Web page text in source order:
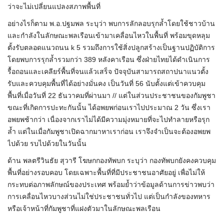
ว่าจะไม่เปลี่ยนแปลงสภาพพื้นที่
อย่างไรก็ตาม พ.อ.ปฐมพล ระบุว่า พบการลักลอบรุกล้ำโดยใช้ชาวบ้าน
และกำลังในลักษณะพลเรือนเข้ามาเคลื่อนไหวในพื้นที่ พร้อมขุดหลุม
ตั้งรับตลอดแนวถนน k 5 รวมถึงการใช้สิ่งปลูกสร้างเป็นฐานปฏิบัติการ
โดยพบการรุกล้ำรวมกว่า 389 หลังคาเรือน ซึ่งฝ่ายไทยได้ดำเนินการ
รื้อถอนและเคลียร์พื้นที่จนแล้วเสร็จ ปัจจุบันสามารถสถาปนาแนวตั้ง
รับและควบคุมพื้นที่ได้อย่างมั่นคง เป็นวันที่ 56 นับตั้งแต่เข้าควบคุม
พื้นที่เมื่อวันที่ 22 ธันวาคมที่ผ่านมา // แต่ในส่วนประชาชนของกัมพูชา
ขณะที่เกิดการปะทะกันนั้น ได้อพยพก่อนเราไปประมาณ 2 วัน ซึ่งเรา
อพยพช้ากว่า เนื่องจากเราไม่ได้มีความมุ่งหมายที่จะไปทำลายหรือรุก
ล้ำ แต่ในเมื่อกัมพูชาเปิดฉากมาหาเราก่อน เราจึงจำเป็นจะต้องอพยพ
ไปด้วย รบไปด้วยในวันนั้น
ด้าน พลตรีวินธัย สุวารี โฆษกกองทัพบก ระบุว่า กองทัพบกยังคงควบคุม
พื้นที่อย่างรอบคอบ โดยเฉพาะพื้นที่ที่มีประชาชนอาศัยอยู่ เพื่อไม่ให้
กระทบต่อภาพลักษณ์ของประเทศ พร้อมย้ำว่าข้อมูลด้านการข่าวพบว่า
การเคลื่อนไหวบางส่วนไม่ใช่ประชาชนทั่วไป แต่เป็นกำลังของทหาร
หรือเจ้าหน้าที่กัมพูชาที่แฝงตัวมาในลักษณะพลเรือน